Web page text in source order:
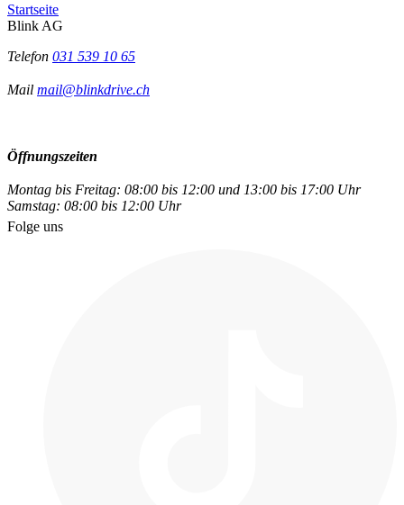
Startseite
Blink AG
Telefon 031 539 10 65
Mail mail@blinkdrive.ch
Öffnungszeiten
Montag bis Freitag: 08:00 bis 12:00 und 13:00 bis 17:00 Uhr
Samstag: 08:00 bis 12:00 Uhr
Folge uns